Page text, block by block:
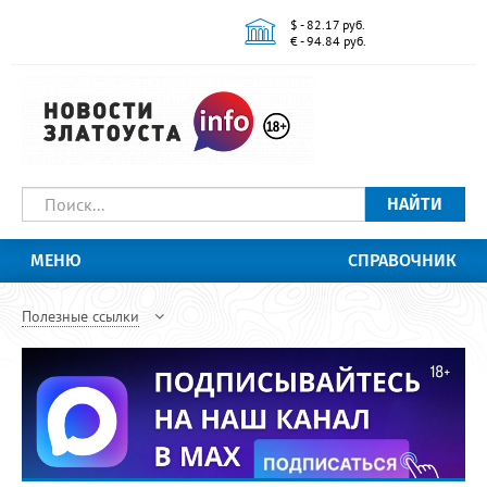
$ - 82.17 руб.
€ - 94.84 руб.
НАЙТИ
МЕНЮ СПРАВОЧНИК
Полезные ссылки